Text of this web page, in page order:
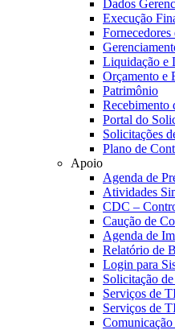
Dados
Execução
Fornecedores
Liquidação e
Orçamento e
Patrimônio
Recebimento
Portal do
Solicitações
Plano de
Apoio
Agenda de
Atividades
CDC –
Caução de
Agenda de
Relatório de
Login para
Solicitação
Serviços de
Serviços de